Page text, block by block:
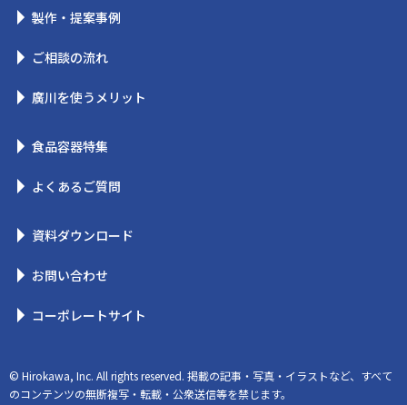
製作・提案事例
ご相談の流れ
廣川を使うメリット
食品容器特集
よくあるご質問
資料ダウンロード
お問い合わせ
コーポレートサイト
© Hirokawa, Inc. All rights reserved. 掲載の記事・写真・イラストなど、すべて
のコンテンツの無断複写・転載・公衆送信等を禁じます。